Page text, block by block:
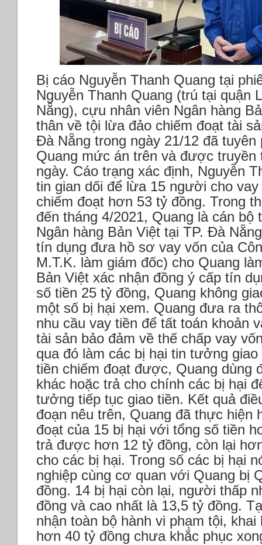
Bị cáo Nguyễn Thanh Quang tại
Nguyễn Thanh Quang (trú tại quận
Nẵng), cựu nhân viên Ngân hàng
thân về tội lừa đảo chiếm đoạt tài
Đà Nẵng trong ngày 21/12 đã tuyên
Quang mức án trên và được truyền
ngày. Cáo trạng xác định, Nguyễn
tin gian dối để lừa 15 người cho
chiếm đoạt hơn 53 tỷ đồng. Trong
đến tháng 4/2021, Quang là cán bộ
Ngân hàng Bản Việt tại TP. Đà
tín dụng đưa hồ sơ vay vốn của
M.T.K. làm giám đốc) cho Quang
Bản Việt xác nhận đồng ý cấp tín
số tiền 25 tỷ đồng, Quang không
một số bị hại xem. Quang đưa ra
nhu cầu vay tiền để tất toán khoản
tài sản bảo đảm về thế chấp vay
qua đó làm các bị hại tin tưởng
tiền chiếm đoạt được, Quang dùng
khác hoặc trả cho chính các bị hại
tưởng tiếp tục giao tiền. Kết quả
đoạn nêu trên, Quang đã thực hiện
đoạt của 15 bị hại với tổng số tiền
trả được hơn 12 tỷ đồng, còn lại
cho các bị hại. Trong số các bị hại
nghiệp cùng cơ quan với Quang bị
đồng. 14 bị hại còn lại, người thấp
đồng và cao nhất là 13,5 tỷ đồng.
nhận toàn bộ hành vi phạm tội,
hơn 40 tỷ đồng chưa khắc phục